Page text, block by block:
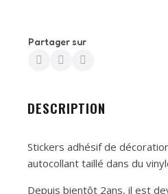
Partager sur
DESCRIPTION
Stickers adhésif de
autocollant taillé dans du
Depuis bientôt 2ans, il est